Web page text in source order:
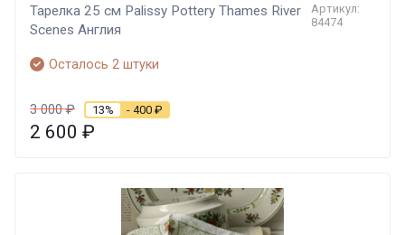
Тарелка 25 см Palissy Pottery Thames River
Scenes Англия
Артикул:
84474
Осталось 2 штуки
3 000₽ 13% - 400 ₽
2 600 ₽